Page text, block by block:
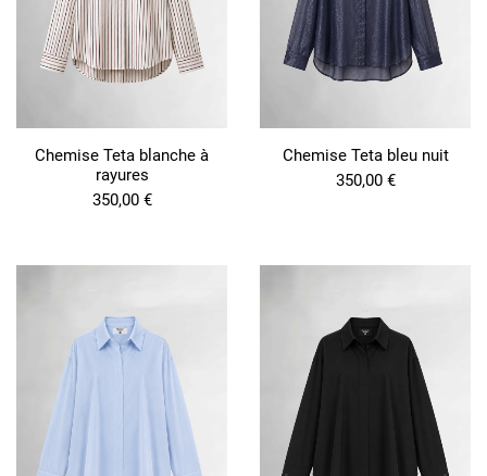
Chemise Teta blanche à
rayures
350,00 €
Chemise Teta bleu nuit
350,00 €